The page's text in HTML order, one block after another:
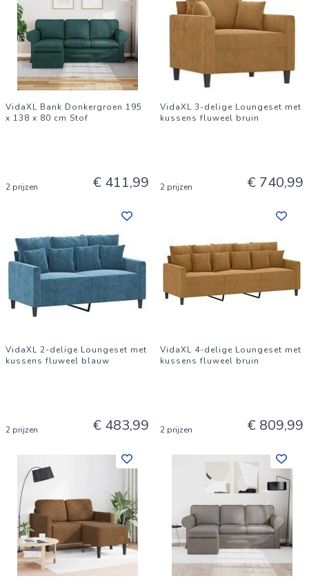
VidaXL Bank Donkergroen 195
x 138 x 80 cm Stof
2 prijzen € 411,99
VidaXL 3-delige Loungeset met
kussens fluweel bruin
2 prijzen € 740,99
VidaXL 2-delige Loungeset met
kussens fluweel blauw
2 prijzen € 483,99
VidaXL 4-delige Loungeset met
kussens fluweel bruin
2 prijzen € 809,99